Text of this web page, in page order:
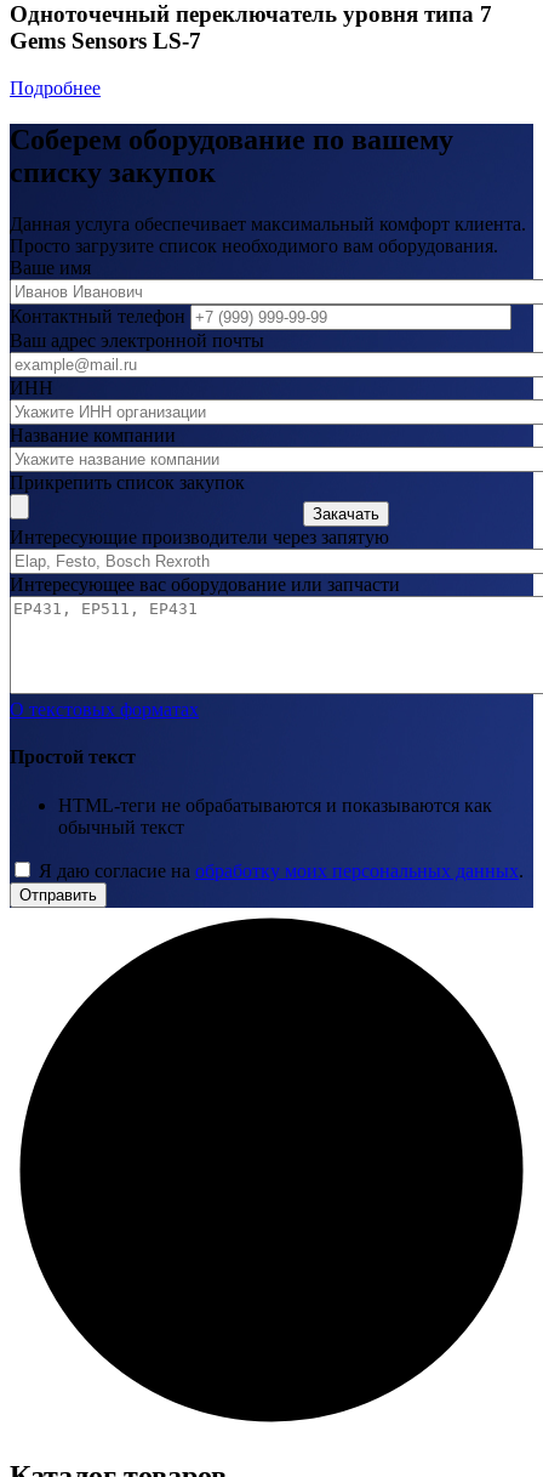
Одноточечный переключатель уровня типа 7
Gems Sensors LS-7
Подробнее
Соберем оборудование по вашему
списку закупок
Данная услуга обеспечивает максимальный комфорт клиента.
Просто загрузите список необходимого вам оборудования.
Ваше имя
Контактный телефон
Ваш адрес электронной почты
ИНН
Название компании
Прикрепить список закупок
Закачать
Интересующие производители через запятую
Интересующее вас оборудование или запчасти
О текстовых форматах
Простой текст
HTML-теги не обрабатываются и показываются как
обычный текст
Я даю согласие на обработку моих персональных данных.
Отправить